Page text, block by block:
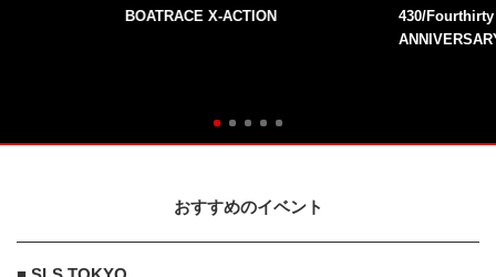
BOATRACE X-ACTION
430/
おすすめのイベント